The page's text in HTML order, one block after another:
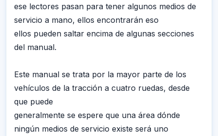
ese lectores pasan para tener algunos medios de
servicio a mano, ellos encontrarán eso
ellos pueden saltar encima de algunas secciones
del manual.
Este manual se trata por la mayor parte de los
vehículos de la tracción a cuatro ruedas, desde
que puede
generalmente se espere que una área dónde
ningún medios de servicio existe será uno